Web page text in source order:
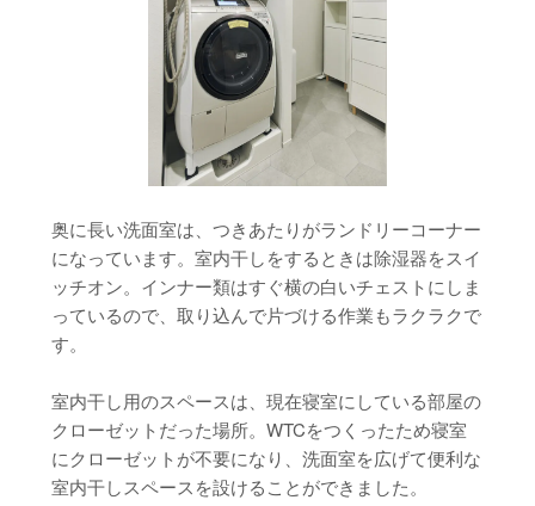
奥に長い洗面室は、つきあたりがランドリーコーナー
になっています。室内干しをするときは除湿器をスイ
ッチオン。インナー類はすぐ横の白いチェストにしま
っているので、取り込んで片づける作業もラクラクで
す。
室内干し用のスペースは、現在寝室にしている部屋の
クローゼットだった場所。WTCをつくったため寝室
にクローゼットが不要になり、洗面室を広げて便利な
室内干しスペースを設けることができました。